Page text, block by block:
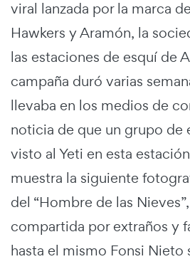
viral lanzada por la marca
Hawkers y Aramón, la
las estaciones de esquí de
campaña duró varias
llevaba en los medios de
noticia de que un grupo de
visto al Yeti en esta
muestra la siguiente
del “Hombre de las
compartida por extraños y
hasta el mismo Fonsi Nieto